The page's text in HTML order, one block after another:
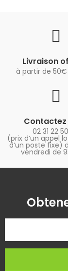
Livraison
à partir de
Contactez
02 31 22
(prix d’un appel
d’un poste fixe)
vendredi de